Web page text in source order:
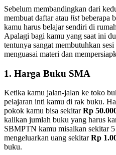
Sebelum membandingkan dari
membuat daftar atau listbeberapa
kamu harus belajar sendiri di
Apalagi bagi kamu yang saat ini
tentunya sangat membutuhkan
menguasai materi dan
1. Harga Buku SMA
Ketika kamu jalan-jalan ke toko
pelajaran inti kamu di rak buku.
pokok kamu bisa sekitarRp
kalikan jumlah buku yang harus
SBMPTN kamu misalkan sekitar
mengeluarkan uang sekitarRp
buku.